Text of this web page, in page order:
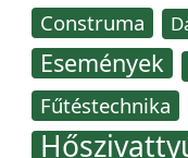
Construma
Események
Fűtéstechnika